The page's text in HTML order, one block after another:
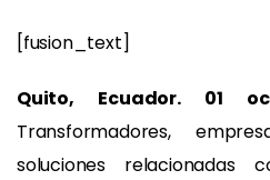
[fusion_text]
Quito, Ecuador. 01
Transformadores,
soluciones relacionadas